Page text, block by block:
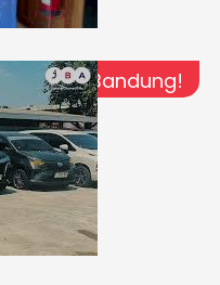
Cabang Bandung!